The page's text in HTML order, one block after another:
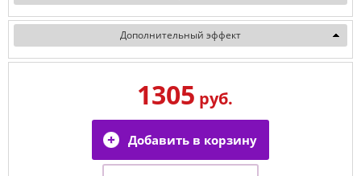
Дополнительный эффект
1305 руб.